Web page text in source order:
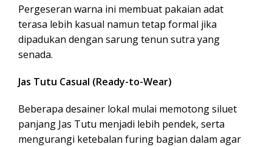
Pergeseran warna ini membuat pakaian adat
terasa lebih kasual namun tetap formal jika
dipadukan dengan sarung tenun sutra yang
senada.
Jas Tutu Casual (Ready-to-Wear)
Beberapa desainer lokal mulai memotong siluet
panjang Jas Tutu menjadi lebih pendek, serta
mengurangi ketebalan furing bagian dalam agar